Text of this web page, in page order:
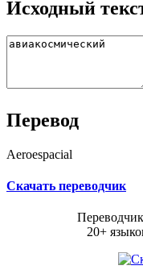
Исходный
Перевод
Aeroespacial
Скачать переводчик
20+